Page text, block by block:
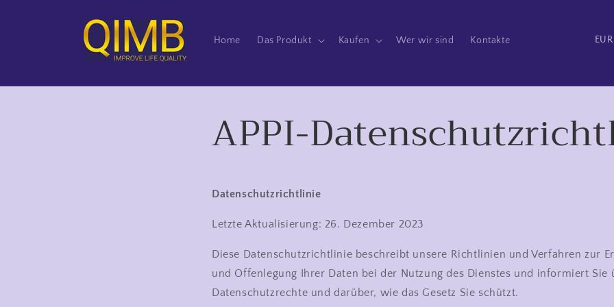
Home Das Produkt Kaufen Wer wir sind Kontakte L
n
/
R
n
APPI-
Datenschutzrichtlinie
Letzte Aktualisierung: 26. Dezember 2023
Diese Datenschutzrichtlinie beschreibt unsere Richtlinien und Verfahren zur
und Offenlegung Ihrer Daten bei der Nutzung des Dienstes und informiert Sie
Datenschutzrechte und darüber, wie das Gesetz Sie schützt.